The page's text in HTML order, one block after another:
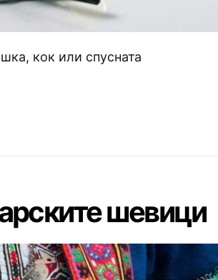
кок или спусната
шевици